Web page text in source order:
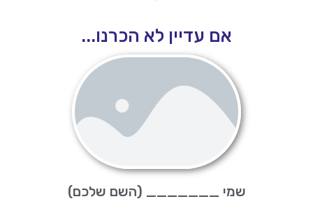
אם עדיין לא הכרנו...
שמי _______ (השם שלכם)